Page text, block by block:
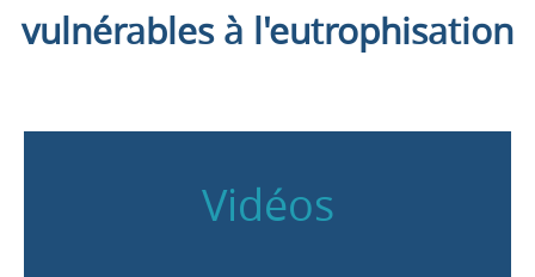
vulnérables à l'eutrophisation
Vidéos